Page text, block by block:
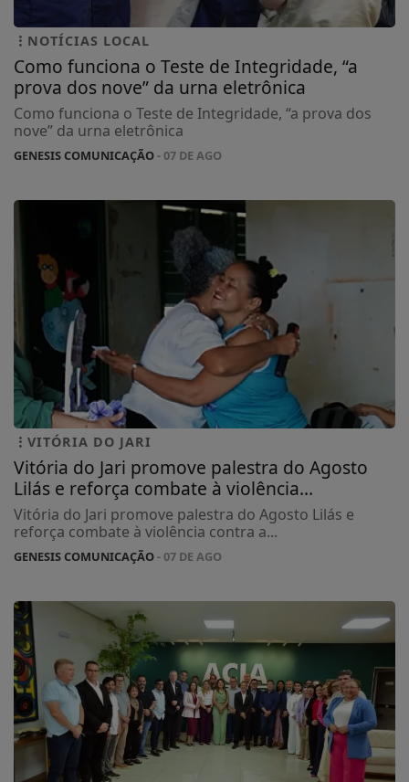
NOTÍCIAS LOCAL
Como funciona o Teste de Integridade, “a
prova dos nove” da urna eletrônica
Como funciona o Teste de Integridade, “a prova dos
nove” da urna eletrônica
GENESIS COMUNICAÇÃO- 07 DE AGO
VITÓRIA DO JARI
Vitória do Jari promove palestra do Agosto
Lilás e reforça combate à violência...
Vitória do Jari promove palestra do Agosto Lilás e
reforça combate à violência contra a...
GENESIS COMUNICAÇÃO- 07 DE AGO